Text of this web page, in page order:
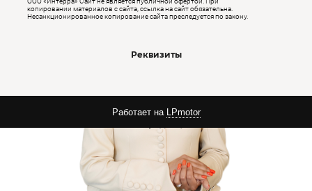
копировании материалов с сайта, ссылка на сайт обязательна.
Несанкционированное копирование сайта преследуется по закону.
Реквизиты
Работает на LPmotor